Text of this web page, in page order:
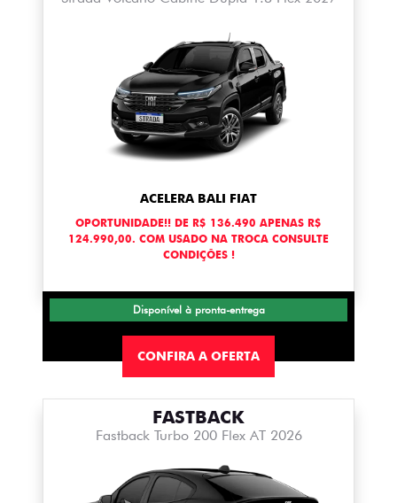
ACELERA BALI FIAT
OPORTUNIDADE!! DE R$ 136.490 APENAS R$
124.990,00. COM USADO NA TROCA CONSULTE
CONDIÇÕES !
Disponível à pronta-entrega
CONFIRA A OFERTA
FASTBACK
Fastback Turbo 200 Flex AT 2026